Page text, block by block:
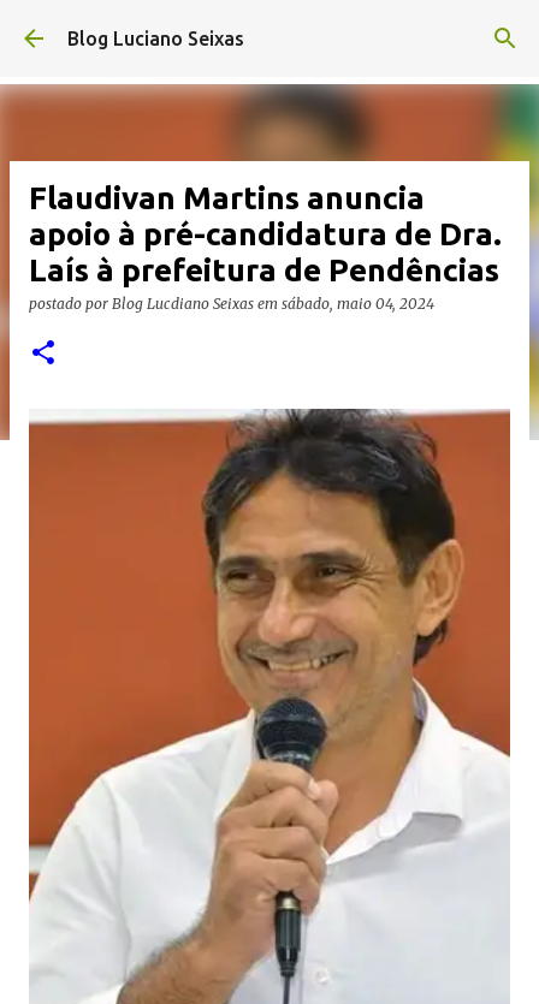
Pular para o conteúdo principal
Blog Luciano Seixas
Flaudivan Martins anuncia
apoio à pré-candidatura de Dra.
Laís à prefeitura de Pendências
postado por Blog Lucdiano Seixas em sábado, maio 04, 2024